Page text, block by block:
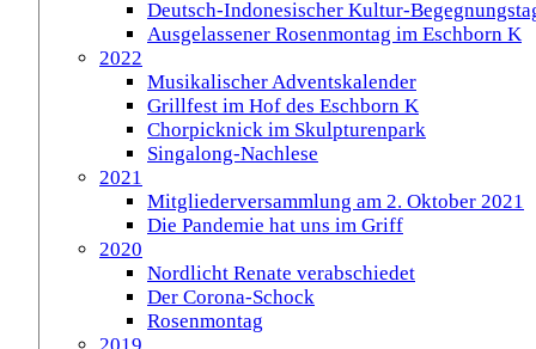
Deutsch-Indonesischer Kultur-
Ausgelassener Rosenmontag im Eschborn K
2022
Musikalischer Adventskalender
Grillfest im Hof des Eschborn K
Chorpicknick im Skulpturenpark
Singalong-Nachlese
2021
Mitgliederversammlung am 2. Oktober 2021
Die Pandemie hat uns im Griff
2020
Nordlicht Renate verabschiedet
Der Corona-Schock
Rosenmontag